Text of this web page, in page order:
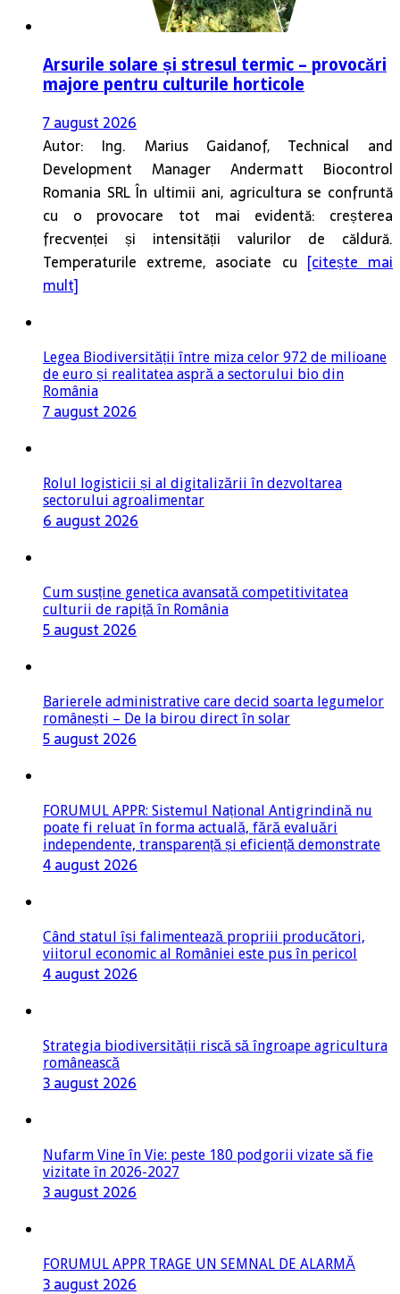
Arsurile solare și stresul termic – provocări
majore pentru culturile horticole
7 august 2026
Autor: Ing. Marius Gaidanof, Technical and
Development Manager Andermatt Biocontrol
Romania SRL În ultimii ani, agricultura se confruntă
cu o provocare tot mai evidentă: creșterea
frecvenței și intensității valurilor de căldură.
Temperaturile extreme, asociate cu [citește mai
mult]
Legea Biodiversității între miza celor 972 de milioane
de euro și realitatea aspră a sectorului bio din
România
7 august 2026
Rolul logisticii și al digitalizării în dezvoltarea
sectorului agroalimentar
6 august 2026
Cum susține genetica avansată competitivitatea
culturii de rapiță în România
5 august 2026
Barierele administrative care decid soarta legumelor
românești – De la birou direct în solar
5 august 2026
FORUMUL APPR: Sistemul Național Antigrindină nu
poate fi reluat în forma actuală, fără evaluări
independente, transparență și eficiență demonstrate
4 august 2026
Când statul își falimentează propriii producători,
viitorul economic al României este pus în pericol
4 august 2026
Strategia biodiversității riscă să îngroape agricultura
românească
3 august 2026
Nufarm Vine în Vie: peste 180 podgorii vizate să fie
vizitate în 2026-2027
3 august 2026
FORUMUL APPR TRAGE UN SEMNAL DE ALARMĂ
3 august 2026